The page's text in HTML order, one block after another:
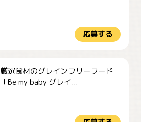
応募する
厳選食材のグレインフリーフード
「Be my baby グレイ...